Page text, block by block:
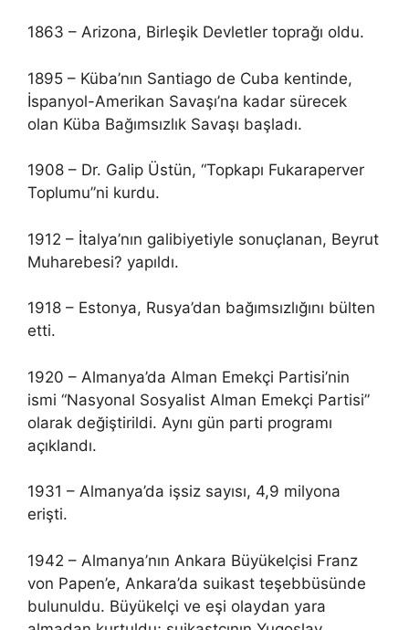
1863 – Arizona, Birleşik Devletler toprağı oldu.
1895 – Küba’nın Santiago de Cuba kentinde,
İspanyol-Amerikan Savaşı’na kadar sürecek
olan Küba Bağımsızlık Savaşı başladı.
1908 – Dr. Galip Üstün, “Topkapı Fukaraperver
Toplumu”ni kurdu.
1912 – İtalya’nın galibiyetiyle sonuçlanan, Beyrut
Muharebesi? yapıldı.
1918 – Estonya, Rusya’dan bağımsızlığını bülten
etti.
1920 – Almanya’da Alman Emekçi Partisi’nin
ismi “Nasyonal Sosyalist Alman Emekçi Partisi”
olarak değiştirildi. Aynı gün parti programı
açıklandı.
1931 – Almanya’da işsiz sayısı, 4,9 milyona
erişti.
1942 – Almanya’nın Ankara Büyükelçisi Franz
von Papen’e, Ankara’da suikast teşebbüsünde
bulunuldu. Büyükelçi ve eşi olaydan yara